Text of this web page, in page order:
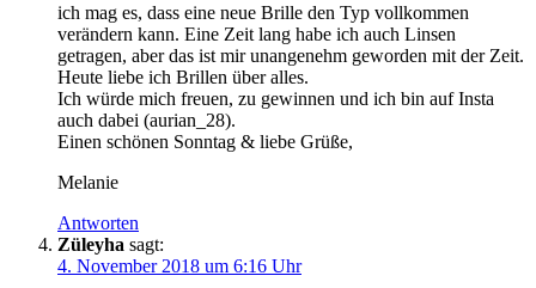
ich mag es, dass eine neue Brille den Typ vollkommen
verändern kann. Eine Zeit lang habe ich auch Linsen
getragen, aber das ist mir unangenehm geworden mit der Zeit.
Heute liebe ich Brillen über alles.
Ich würde mich freuen, zu gewinnen und ich bin auf Insta
auch dabei (aurian_28).
Einen schönen Sonntag & liebe Grüße,
Melanie
Antworten
Züleyha sagt:
4. November 2018 um 6:16 Uhr